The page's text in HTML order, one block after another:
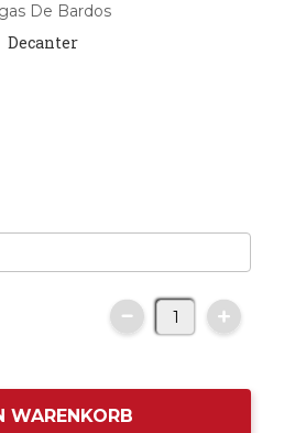
De Bardos
Decanter
WARENKORB